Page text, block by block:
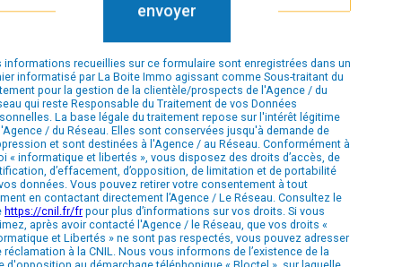
envoyer
informations recueillies sur ce formulaire sont enregistrées dans un
informatisé par La Boite Immo agissant comme Sous-traitant du
pour la gestion de la clientèle/prospects de l'Agence / du
qui reste Responsable du Traitement de vos Données
La base légale du traitement repose sur l'intérêt légitime
/ du Réseau. Elles sont conservées jusqu'à demande de
et sont destinées à l'Agence / au Réseau. Conformément à
« informatique et libertés », vous disposez des droits d’accès, de
d’effacement, d’opposition, de limitation et de portabilité
données. Vous pouvez retirer votre consentement à tout
en contactant directement l’Agence / Le Réseau. Consultez le
https://cnil.fr/fr pour plus d’informations sur vos droits. Si vous
après avoir contacté l'Agence / le Réseau, que vos droits «
et Libertés » ne sont pas respectés, vous pouvez adresser
réclamation à la CNIL. Nous vous informons de l’existence de la